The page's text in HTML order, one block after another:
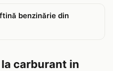
benzinărie din
carburant in